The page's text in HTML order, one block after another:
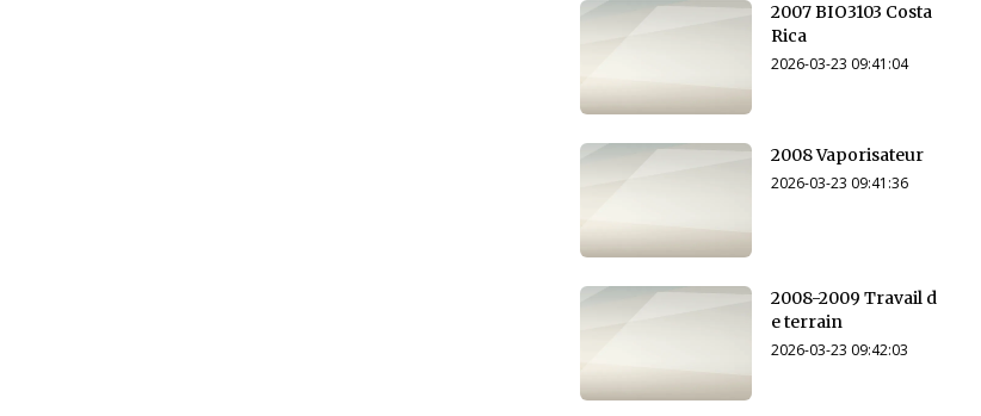
2007 BIO3103 Costa
Rica
2026-03-23 09:41:04
2008 Vaporisateur
2026-03-23 09:41:36
2008-2009 Travail d
e terrain
2026-03-23 09:42:03